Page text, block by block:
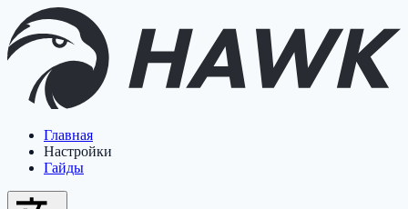
Главная
Настройки
Гайды